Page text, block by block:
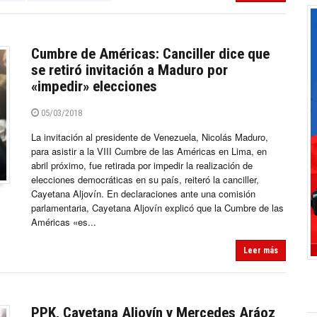
Cumbre de Américas: Canciller dice que
se retiró invitación a Maduro por
«impedir» elecciones
05/03/2018
La invitación al presidente de Venezuela, Nicolás Maduro,
para asistir a la VIII Cumbre de las Américas en Lima, en
abril próximo, fue retirada por impedir la realización de
elecciones democráticas en su país, reiteró la canciller,
Cayetana Aljovín. En declaraciones ante una comisión
parlamentaria, Cayetana Aljovín explicó que la Cumbre de las
Américas «es...
Leer más
PPK, Cayetana Aljovín y Mercedes Aráoz